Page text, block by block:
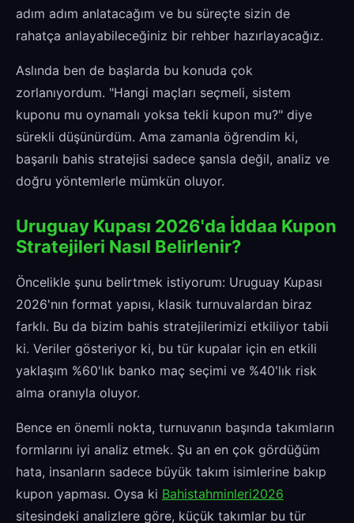
adım adım anlatacağım ve bu süreçte sizin de
rahatça anlayabileceğiniz bir rehber hazırlayacağız.
Aslında ben de başlarda bu konuda çok
zorlanıyordum. "Hangi maçları seçmeli, sistem
kuponu mu oynamalı yoksa tekli kupon mu?" diye
sürekli düşünürdüm. Ama zamanla öğrendim ki,
başarılı bahis stratejisi sadece şansla değil, analiz ve
doğru yöntemlerle mümkün oluyor.
Uruguay Kupası 2026'da İddaa Kupon
Stratejileri Nasıl Belirlenir?
Öncelikle şunu belirtmek istiyorum: Uruguay Kupası
2026'nın format yapısı, klasik turnuvalardan biraz
farklı. Bu da bizim bahis stratejilerimizi etkiliyor tabii
ki. Veriler gösteriyor ki, bu tür kupalar için en etkili
yaklaşım %60'lık banko maç seçimi ve %40'lık risk
alma oranıyla oluyor.
Bence en önemli nokta, turnuvanın başında takımların
formlarını iyi analiz etmek. Şu an en çok gördüğüm
hata, insanların sadece büyük takım isimlerine bakıp
kupon yapması. Oysa ki Bahistahminleri2026
sitesindeki analizlere göre, küçük takımlar bu tür